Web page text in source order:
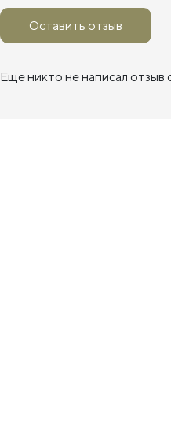
Оставить отзыв
Еще никто не написал